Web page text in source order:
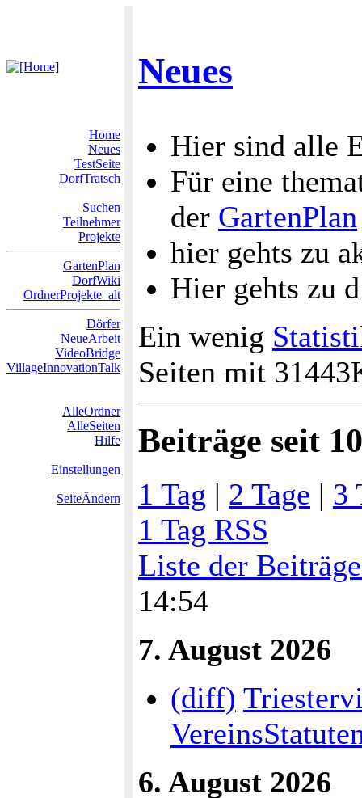
Neues
Home
Neues
TestSeite
DorfTratsch
Suchen
Teilnehmer
Projekte
GartenPlan
DorfWiki
OrdnerProjekte_alt
Dörfer
NeueArbeit
VideoBridge
VillageInnovationTalk
AlleOrdner
AlleSeiten
Hilfe
Einstellungen
SeiteÄndern
Hier sind alle
Für eine
der GartenPlan
hier gehts zu
Hier gehts zu
Ein wenig
Seiten mit
Beiträge seit
1 Tag | 2 Tage | 3
1 Tag RSS
Liste der
14:54
7. August 2026
(diff)
6. August 2026